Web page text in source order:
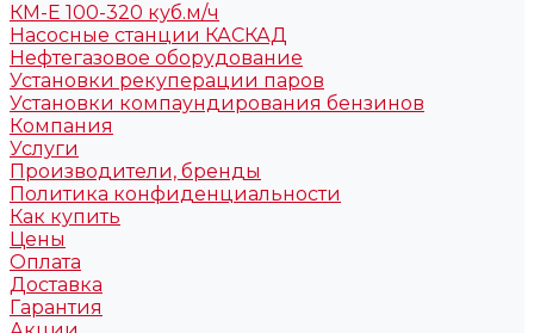
КМ-Е 100-320 куб.м/ч
Насосные станции КАСКАД
Нефтегазовое оборудование
Установки рекуперации паров
Установки компаундирования бензинов
Компания
Услуги
Производители, бренды
Политика конфиденциальности
Как купить
Цены
Оплата
Доставка
Гарантия